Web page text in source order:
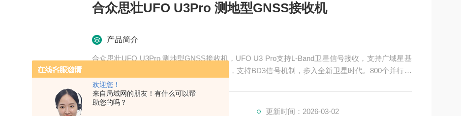
欢迎您！
来自局域网的朋友！有什么可以帮
助您的吗？
合众思壮UFO U3Pro 测地型GNSS接收机
产品简介
合众思壮UFO U3Pro 测地型GNSS接收机，UFO U3 Pro支持L-Band卫星信号接收，支持广域星基
增强系统，天琴Ⅱ代芯片，全星座基带芯片，支持BD3信号机制，步入全新卫星时代。800个并行跟
踪通道，能够跟踪当前及未来规划的所有卫星系统的所有频段，同时配备了Cygnus硬件搞干扰技
术，与55nm制程能给你带来卫星跟踪和捕获能力。
更新时间：2026-03-02